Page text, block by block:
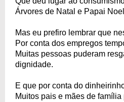
Árvores de Natal e Papai Noel
Mas eu prefiro lembrar que
Por conta dos empregos
Muitas pessoas puderam
dignidade.
E que por conta do
Muitos pais e mães de família